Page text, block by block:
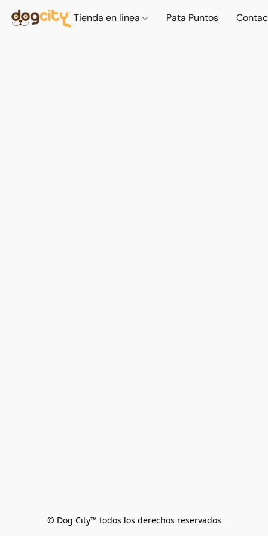
Tienda en linea Pata Puntos
© Dog City™ todos los derechos reservados